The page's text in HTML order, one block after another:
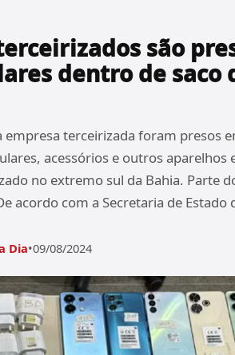
são
dentro de saco
empresa terceirizada foram presos
acessórios e outros
no extremo sul da Bahia. Parte
acordo com a Secretaria de Estado
Dia•09/08/2024